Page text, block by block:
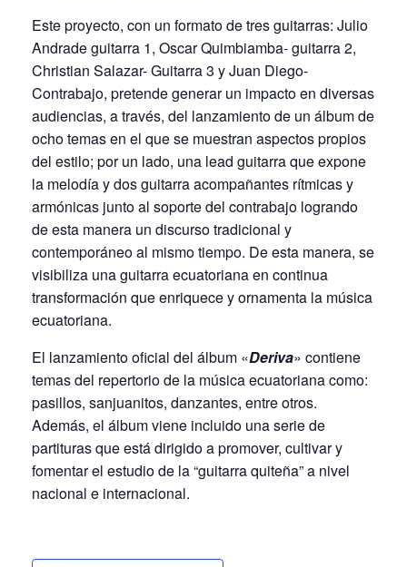
Este proyecto, con un formato de tres guitarras: Julio
Andrade guitarra 1, Oscar Quimbiamba- guitarra 2,
Christian Salazar- Guitarra 3 y Juan Diego-
Contrabajo, pretende generar un impacto en diversas
audiencias, a través, del lanzamiento de un álbum de
ocho temas en el que se muestran aspectos propios
del estilo; por un lado, una lead guitarra que expone
la melodía y dos guitarra acompañantes rítmicas y
armónicas junto al soporte del contrabajo logrando
de esta manera un discurso tradicional y
contemporáneo al mismo tiempo. De esta manera, se
visibiliza una guitarra ecuatoriana en continua
transformación que enriquece y ornamenta la música
ecuatoriana.
El lanzamiento oficial del álbum «Deriva» contiene
temas del repertorio de la música ecuatoriana como:
pasillos, sanjuanitos, danzantes, entre otros.
Además, el álbum viene incluido una serie de
partituras que está dirigido a promover, cultivar y
fomentar el estudio de la “guitarra quiteña” a nivel
nacional e internacional.